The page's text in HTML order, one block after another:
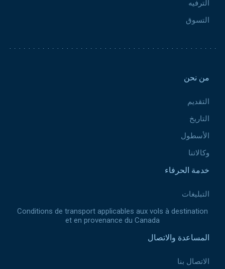
الترفيه
التسوق
من نحن
التقديم
التاريخ
الأسطول
وكالاتنا
خدمة الحرفاء
التبليغات
Conditions de transport applicables aux vols à destination
et en provenance du Canada
المساعدة والاتصال
الاتصال بنا